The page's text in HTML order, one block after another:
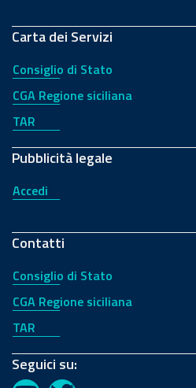
Carta dei Servizi
Consiglio di Stato
CGA Regione siciliana
TAR
Pubblicità legale
Accedi
Contatti
Consiglio di Stato
CGA Regione siciliana
TAR
Seguici su: